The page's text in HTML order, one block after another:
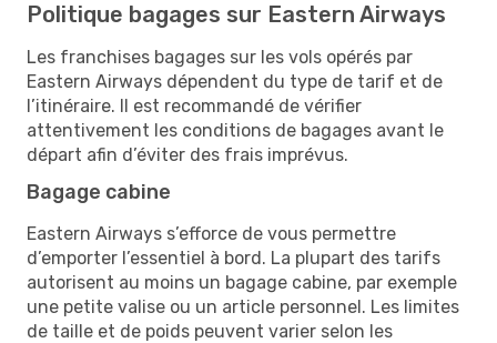
Politique bagages sur Eastern Airways
Les franchises bagages sur les vols opérés par
Eastern Airways dépendent du type de tarif et de
l’itinéraire. Il est recommandé de vérifier
attentivement les conditions de bagages avant le
départ afin d’éviter des frais imprévus.
Bagage cabine
Eastern Airways s’efforce de vous permettre
d’emporter l’essentiel à bord. La plupart des tarifs
autorisent au moins un bagage cabine, par exemple
une petite valise ou un article personnel. Les limites
de taille et de poids peuvent varier selon les